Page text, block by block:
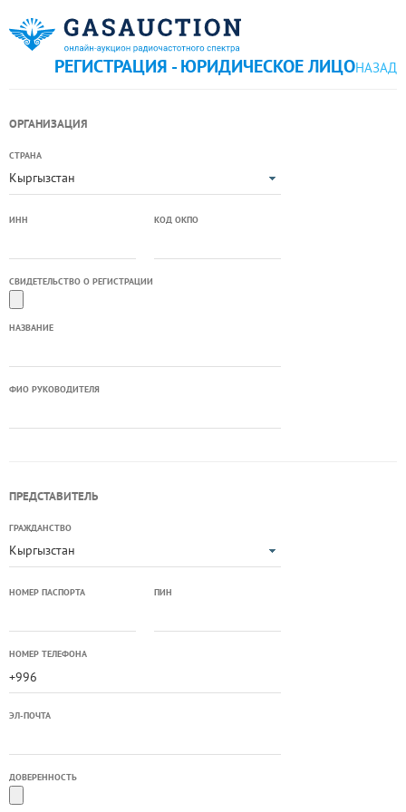
РЕГИСТРАЦИЯ - ЮРИДИЧЕСКОЕ ЛИЦОНАЗАД
ОРГАНИЗАЦИЯ
СТРАНА
Кыргызстан
ИНН КОД ОКПО
СВИДЕТЕЛЬСТВО О РЕГИСТРАЦИИ
НАЗВАНИЕ
ФИО РУКОВОДИТЕЛЯ
ПРЕДСТАВИТЕЛЬ
ГРАЖДАНСТВО
Кыргызстан
НОМЕР ПАСПОРТА ПИН
НОМЕР ТЕЛЕФОНА
ЭЛ-ПОЧТА
ДОВЕРЕННОСТЬ